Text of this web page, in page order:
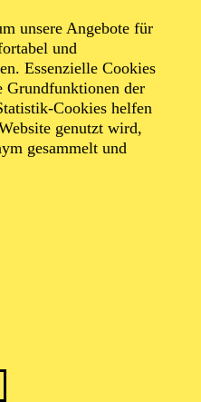
unsere Angebote für
und
Essenzielle Cookies
Grundfunktionen der
Cookies helfen
genutzt wird,
gesammelt und
Kostüm- und
in der Modeklasse bei
Chalayan. Nach ersten